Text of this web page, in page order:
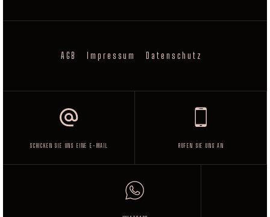
AGB Impressum Datenschutz
SCHICKEN SIE UNS EINE E-MAIL RUFEN SIE UNS AN